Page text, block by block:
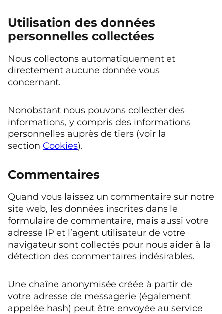
Utilisation des données
personnelles collectées
Nous collectons automatiquement et
directement aucune donnée vous
concernant.
Nonobstant nous pouvons collecter des
informations, y compris des informations
personnelles auprès de tiers (voir la
section Cookies).
Commentaires
Quand vous laissez un commentaire sur notre
site web, les données inscrites dans le
formulaire de commentaire, mais aussi votre
adresse IP et l’agent utilisateur de votre
navigateur sont collectés pour nous aider à la
détection des commentaires indésirables.
Une chaîne anonymisée créée à partir de
votre adresse de messagerie (également
appelée hash) peut être envoyée au service